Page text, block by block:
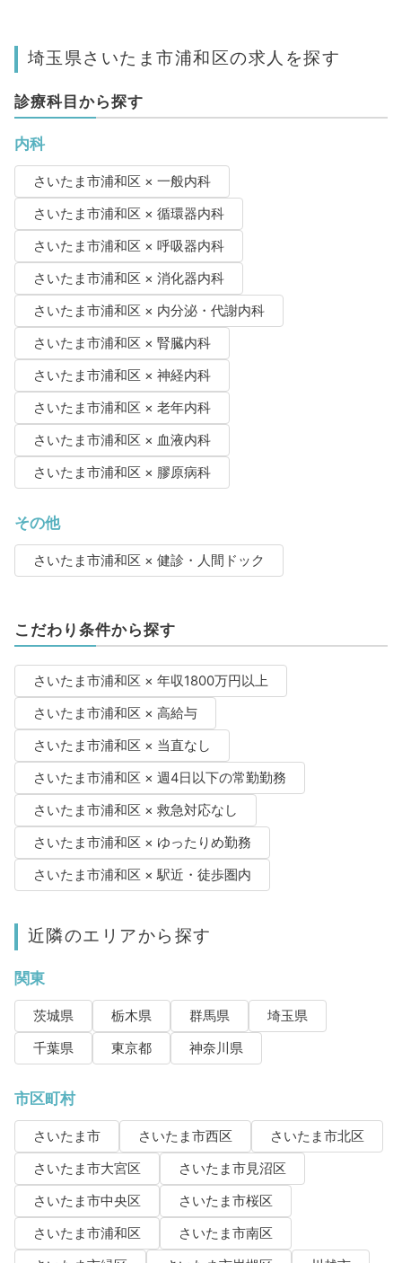
埼玉県さいたま市浦和区の求人を探す
診療科目から探す
内科
さいたま市浦和区 × 一般内科
さいたま市浦和区 × 循環器内科
さいたま市浦和区 × 呼吸器内科
さいたま市浦和区 × 消化器内科
さいたま市浦和区 × 内分泌・代謝内科
さいたま市浦和区 × 腎臓内科
さいたま市浦和区 × 神経内科
さいたま市浦和区 × 老年内科
さいたま市浦和区 × 血液内科
さいたま市浦和区 × 膠原病科
その他
さいたま市浦和区 × 健診・人間ドック
こだわり条件から探す
さいたま市浦和区 × 年収1800万円以上
さいたま市浦和区 × 高給与
さいたま市浦和区 × 当直なし
さいたま市浦和区 × 週4日以下の常勤勤務
さいたま市浦和区 × 救急対応なし
さいたま市浦和区 × ゆったりめ勤務
さいたま市浦和区 × 駅近・徒歩圏内
近隣のエリアから探す
関東
茨城県 栃木県 群馬県
埼玉県
千葉県
東京都 神奈川県
市区町村
さいたま市 さいたま市西区
さいたま市北区
さいたま市大宮区
さいたま市見沼区
さいたま市中央区
さいたま市桜区
さいたま市浦和区
さいたま市南区